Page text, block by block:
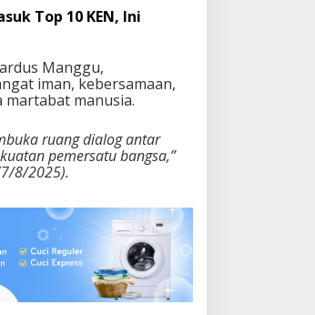
Top 10 KEN, Ini
Manggu,
iman, kebersamaan,
manusia.
ruang dialog antar
pemersatu bangsa,”
8/2025).